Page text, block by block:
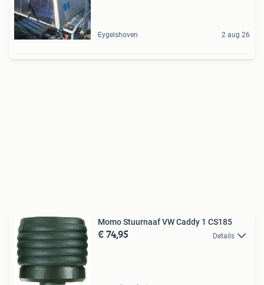
Eygelshoven 2 aug 26
Momo Stuurnaaf VW Caddy 1 CS185
€ 74,95 Details